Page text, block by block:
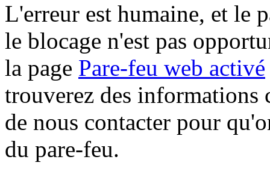
L'erreur est humaine, et le
le blocage n'est pas
la page Pare-feu web activé
trouverez des informations
de nous contacter pour
du pare-feu.